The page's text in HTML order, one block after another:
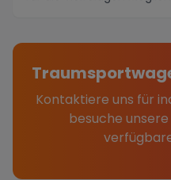
Kontaktiere uns für
besuche